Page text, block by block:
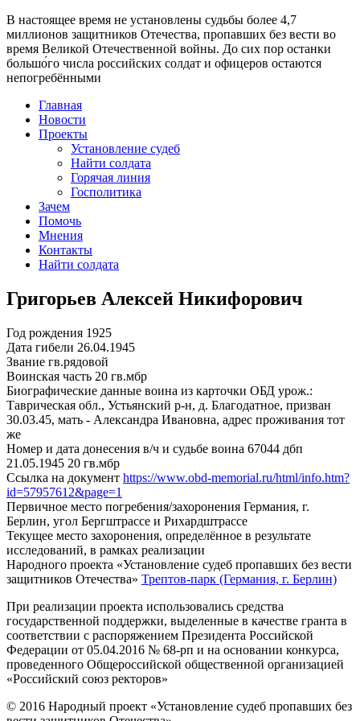
В настоящее время не установлены судьбы более 4,7
миллионов защитников Отечества, пропавших без вести во
время Великой Отечественной войны. До сих пор останки
большо́го числа российских солдат и офицеров остаются
непогребёнными
Главная
Новости
Проекты
Установление судеб
Найти солдата
Горячая линия
Госполитика
Зачем
Помочь
Мнения
Контакты
Найти солдата
Григорьев Алексей Никифорович
Год рождения 1925
Дата гибели 26.04.1945
Звание гв.рядовой
Воинская часть 20 гв.мбр
Биографические данные воина из карточки ОБД урож.:
Таврическая обл., Устьянский р-н, д. Благодатное, призван
30.03.45, мать - Александра Ивановна, адрес проживания тот
же
Номер и дата донесения в/ч и судьбе воина 67044 дбп
21.05.1945 20 гв.мбр
Ссылка на документ https://www.obd-memorial.ru/html/info.htm?
id=57957612&page=1
Первичное место погребения/захоронения Германия, г.
Берлин, угол Бергштрассе и Рихардштрассе
Текущее место захоронения, определённое в результате
исследований, в рамках реализации
Народного проекта «Установление судеб пропавших без вести
защитников Отечества» Трептов-парк (Германия, г. Берлин)
При реализации проекта использовались средства
государственной поддержки, выделенные в качестве гранта в
соответствии с распоряжением Президента Российской
Федерации от 05.04.2016 № 68-рп и на основании конкурса,
проведенного Общероссийской общественной организацией
«Российский союз ректоров»
© 2016 Народный проект «Установление судеб пропавших без